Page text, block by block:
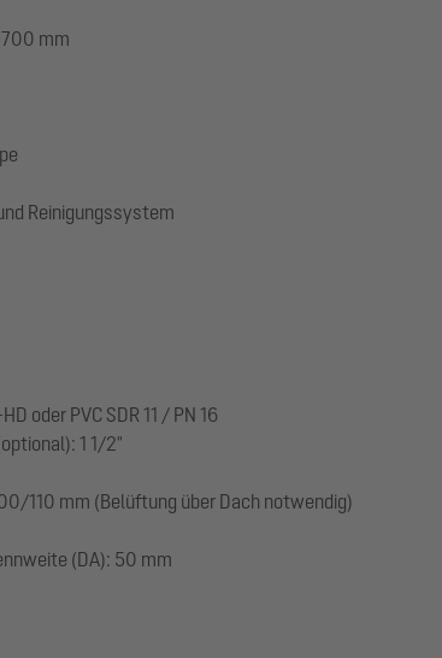
mm
Reinigungssystem
oder PVC SDR 11 / PN 16
1 1/2"
110 mm (Belüftung über Dach notwendig)
(DA): 50 mm